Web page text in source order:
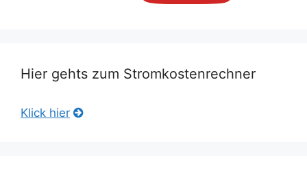
Hier gehts zum Stromkostenrechner
Klick hier